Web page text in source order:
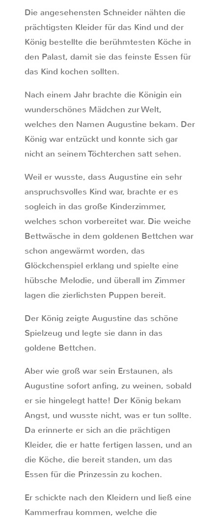
Die angesehensten Schneider nähten die
prächtigsten Kleider für das Kind und der
König bestellte die berühmtesten Köche in
den Palast, damit sie das feinste Essen für
das Kind kochen sollten.
Nach einem Jahr brachte die Königin ein
wunderschönes Mädchen zur Welt,
welches den Namen Augustine bekam. Der
König war entzückt und konnte sich gar
nicht an seinem Töchterchen satt sehen.
Weil er wusste, dass Augustine ein sehr
anspruchsvolles Kind war, brachte er es
sogleich in das große Kinderzimmer,
welches schon vorbereitet war. Die weiche
Bettwäsche in dem goldenen Bettchen war
schon angewärmt worden, das
Glöckchenspiel erklang und spielte eine
hübsche Melodie, und überall im Zimmer
lagen die zierlichsten Puppen bereit.
Der König zeigte Augustine das schöne
Spielzeug und legte sie dann in das
goldene Bettchen.
Aber wie groß war sein Erstaunen, als
Augustine sofort anfing, zu weinen, sobald
er sie hingelegt hatte! Der König bekam
Angst, und wusste nicht, was er tun sollte.
Da erinnerte er sich an die prächtigen
Kleider, die er hatte fertigen lassen, und an
die Köche, die bereit standen, um das
Essen für die Prinzessin zu kochen.
Er schickte nach den Kleidern und ließ eine
Kammerfrau kommen, welche die